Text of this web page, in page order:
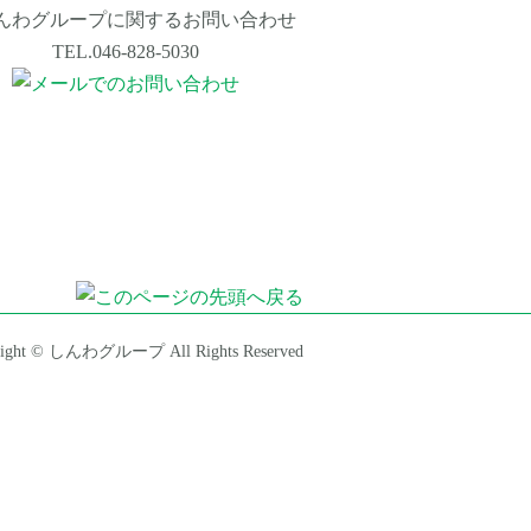
© しんわグループ All Rights Reserved